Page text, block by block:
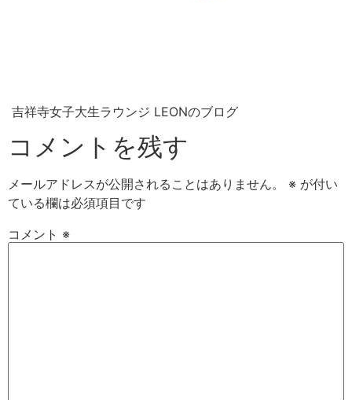
吉祥寺女子大生ラウンジ LEONのブログ
コメントを残す
メールアドレスが公開されることはありません。 ※ が付い
ている欄は必須項目です
コメント ※